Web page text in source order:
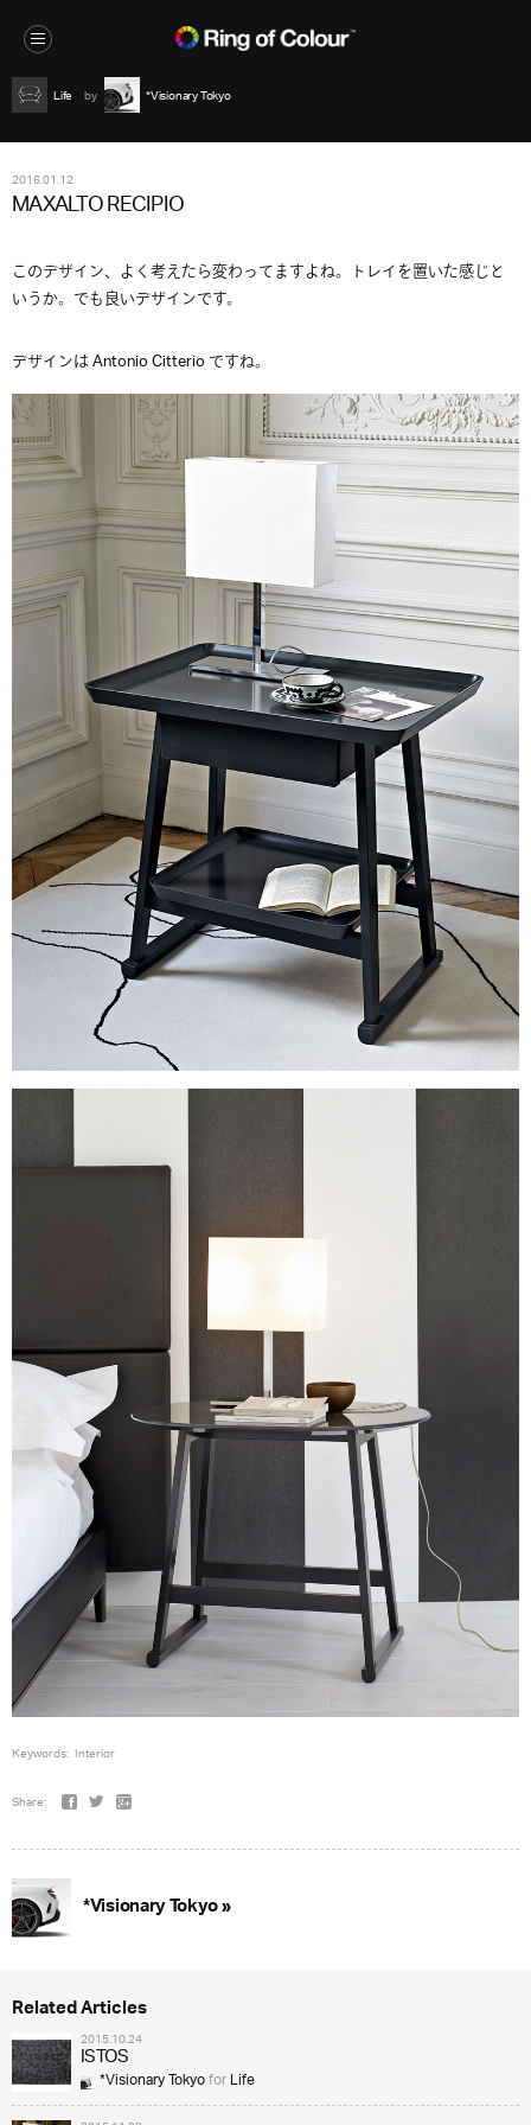
Life *Visionary Tokyo
2016.01.12
MAXALTO RECIPIO
このデザイン、よく考えたら変わってますよね。トレイを置いた感じと
いうか。でも良いデザインです。
デザインは Antonio Citterio ですね。
Keywords: Interior
Share:
*Visionary Tokyo »
Related Articles
2015.10.24
ISTOS
*Visionary TokyoforLife